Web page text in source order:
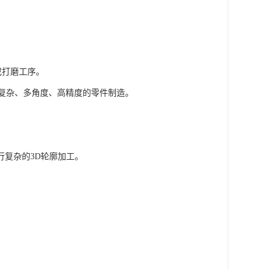
磨工序。
、多角度、高精度的零件制造。
杂的3D轮廓加工。